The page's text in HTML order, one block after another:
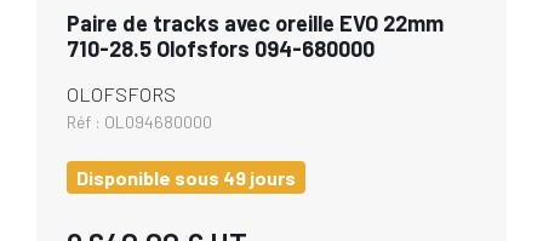
Paire de tracks avec oreille EVO 22mm
710-28.5 Olofsfors 094-680000
OLOFSFORS
Réf : OL094680000
Disponible sous 49 jours